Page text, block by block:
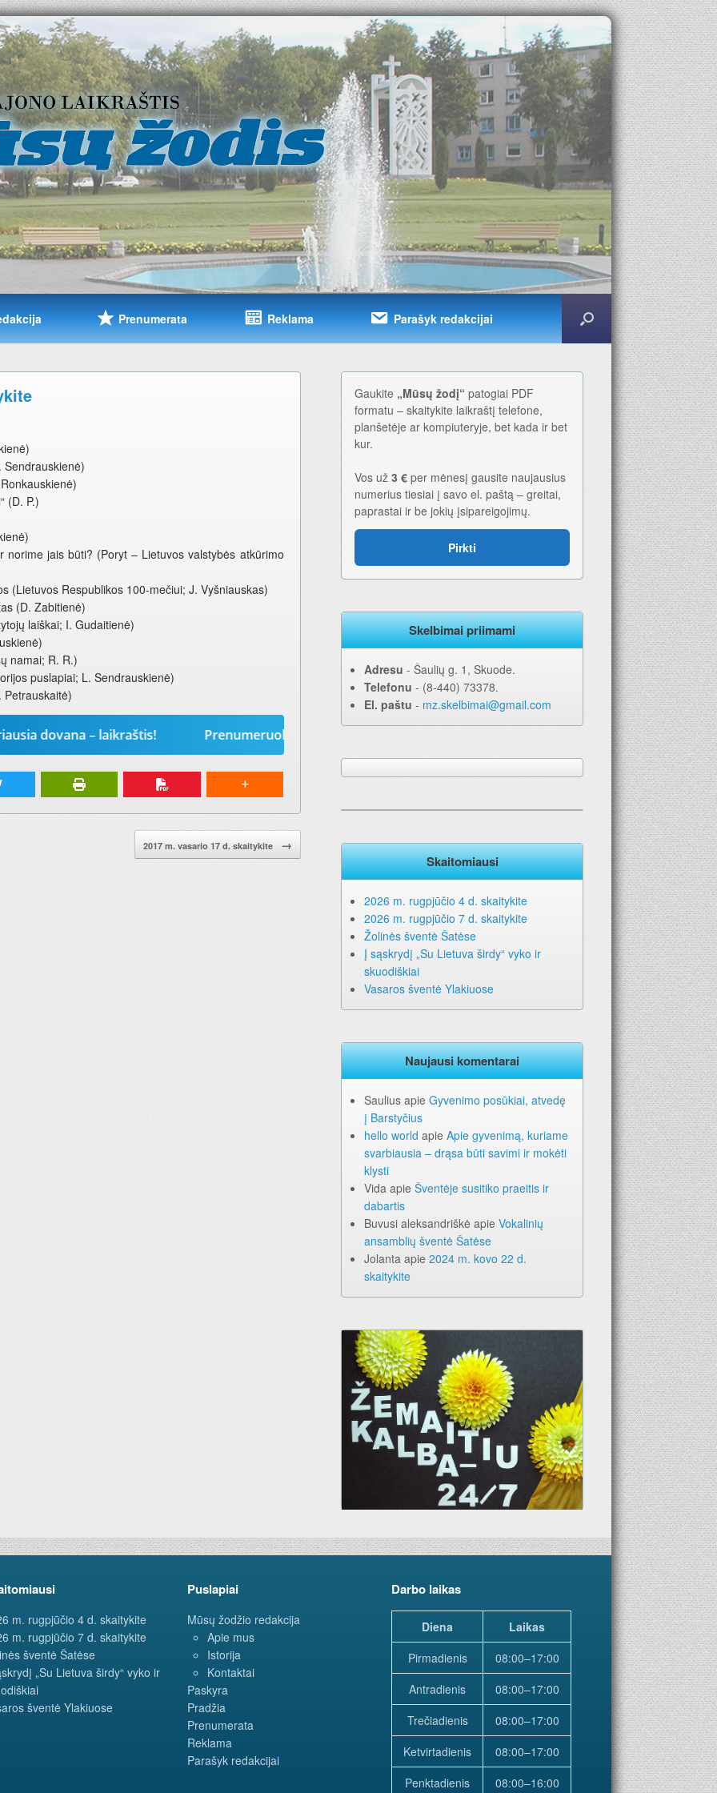
Prenumerata Reklama Parašyk redakcijai
(D. P.)
jais būti? (Poryt – Lietuvos valstybės atkūrimo
(Lietuvos Respublikos 100-mečiui; J. Vyšniauskas)
(D. Zabitienė)
laiškai; I. Gudaitienė)
namai; R. R.)
puslapiai; L. Sendrauskienė)
Petrauskaitė)
– laikraštis! Prenumeruokite „Mūsų žodį“ 2026-iems metams. Geriausia dovana – laikraštis!
2017 m. vasario 17 d. skaitykite →
Gaukite „Mūsų žodį“ patogiai PDF
formatu – skaitykite laikraštį telefone,
planšetėje ar kompiuteryje, bet kada ir bet
kur.
Vos už 3 € per mėnesį gausite naujausius
numerius tiesiai į savo el. paštą – greitai,
paprastai ir be jokių įsipareigojimų.
Pirkti
Skelbimai priimami
Adresu ‐ Šaulių g. 1, Skuode.
Telefonu ‐ (8-440) 73378.
El. paštu ‐ mz.skelbimai@gmail.com
Skaitomiausi
2026 m. rugpjūčio 4 d. skaitykite
2026 m. rugpjūčio 7 d. skaitykite
Žolinės šventė Šatėse
Į sąskrydį „Su Lietuva širdy“ vyko ir
skuodiškiai
Vasaros šventė Ylakiuose
Naujausi komentarai
Saulius apie Gyvenimo posūkiai, atvedę
į Barstyčius
hello world apie Apie gyvenimą, kuriame
svarbiausia – drąsa būti savimi ir mokėti
klysti
Vida apie Šventėje susitiko praeitis ir
dabartis
Buvusi aleksandriškė apie Vokalinių
ansamblių šventė Šatėse
Jolanta apie 2024 m. kovo 22 d.
skaitykite
m. rugpjūčio 4 d. skaitykite
m. rugpjūčio 7 d. skaitykite
šventė Šatėse
„Su Lietuva širdy“ vyko ir
šventė Ylakiuose
Puslapiai
Mūsų žodžio redakcija
Apie mus
Istorija
Kontaktai
Paskyra
Pradžia
Prenumerata
Reklama
Parašyk redakcijai
Darbo laikas
Diena
Laikas
Pirmadienis
08:00–17:00
Antradienis
08:00–17:00
Trečiadienis
08:00–17:00
Ketvirtadienis
08:00–17:00
Penktadienis
08:00–16:00